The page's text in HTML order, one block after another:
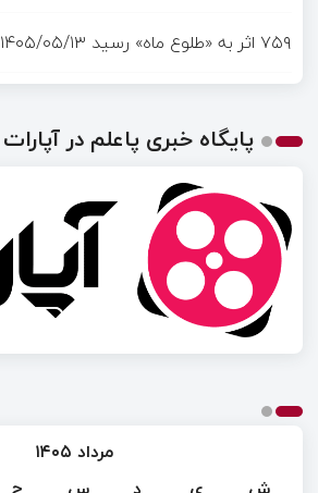
۷۵۹ اثر به «طلوع ماه» رسید
۱۴۰۵/۰۵/۱۳
پایگاه خبری پاعلم در آپارات
مرداد ۱۴۰۵